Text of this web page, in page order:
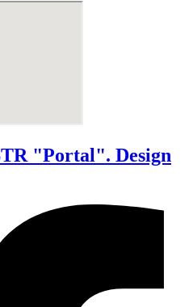
"Portal". Design